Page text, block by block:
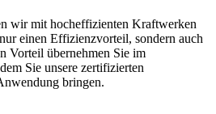
wir mit hocheffizienten Kraftwerken
einen Effizienzvorteil, sondern auch
Vorteil übernehmen Sie im
Sie unsere zertifizierten
bringen.